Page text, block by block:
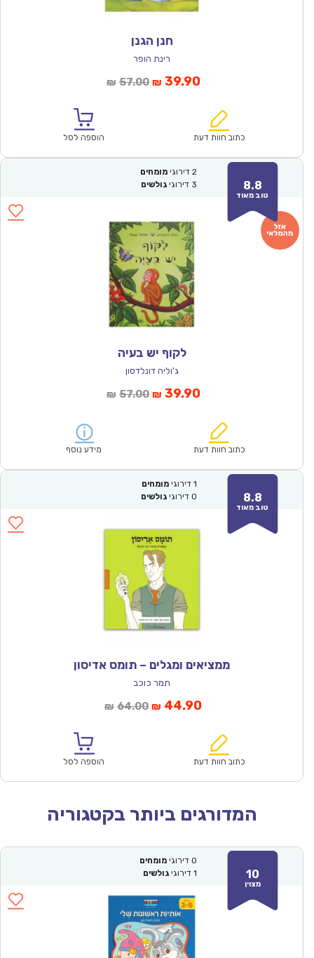
חנן הגנן
רינת הופר
₪ 57.00המחיר
₪57.00.
₪ 39.90המחיר
הוא:
כתוב חוות דעת הוספה לסל
8.8
טוב מאוד
2 דירוגי מומחים
3 דירוגי גולשים
לקוף יש בעיה
ג'וליה דונלדסון
₪ 57.00המחיר
₪57.00.
₪ 39.90המחיר
הוא:
כתוב חוות דעת מידע נוסף
8.8
טוב מאוד
1 דירוגי מומחים
0 דירוגי גולשים
ממציאים ומגלים – תומס אדיסון
תמר כוכב
₪ 64.00המחיר
₪64.00.
₪ 44.90המחיר
הוא:
כתוב חוות דעת הוספה לסל
המדורגים ביותר בקטגוריה
10
מצוין
0 דירוגי מומחים
1 דירוגי גולשים